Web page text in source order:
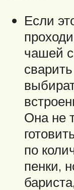
Если
чашей
Она не
по
пенки,